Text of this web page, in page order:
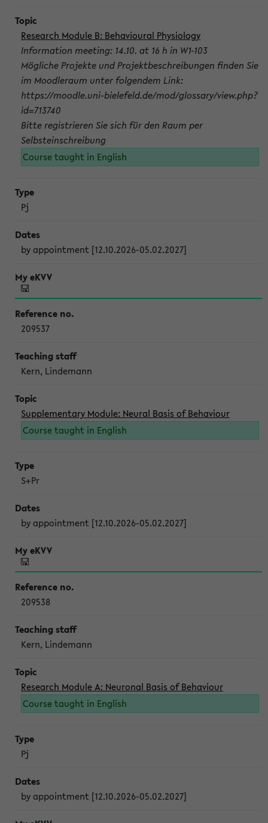
Research Module B: Behavioural Physiology
Information meeting: 14.10. at 16 h in W1-103
Mögliche Projekte und Projektbeschreibungen finden Sie
im Moodleraum unter folgendem Link:
https://moodle.uni-bielefeld.de/mod/glossary/view.php?
id=713740
Bitte registrieren Sie sich für den Raum per
Selbsteinschreibung
Course taught in English
Pj
by appointment [12.10.2026-05.02.2027]
209537
Kern, Lindemann
Supplementary Module: Neural Basis of Behaviour
Course taught in English
S+Pr
by appointment [12.10.2026-05.02.2027]
209538
Kern, Lindemann
Research Module A: Neuronal Basis of Behaviour
Course taught in English
Pj
by appointment [12.10.2026-05.02.2027]